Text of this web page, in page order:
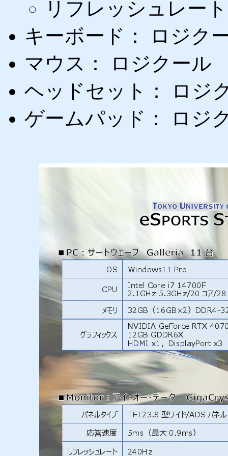
リフレッシュレー
キーボード： ロジク
マウス： ロジクール
ヘッドセット： ロジ
ゲームパッド： ロジ